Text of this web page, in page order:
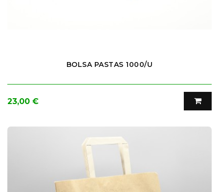
BOLSA PASTAS 1000/U
Precio
23,00 €